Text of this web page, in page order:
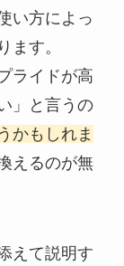
い方によっ
ます。
ライドが高
」と言うの
かもしれま
えるのが無
えて説明す